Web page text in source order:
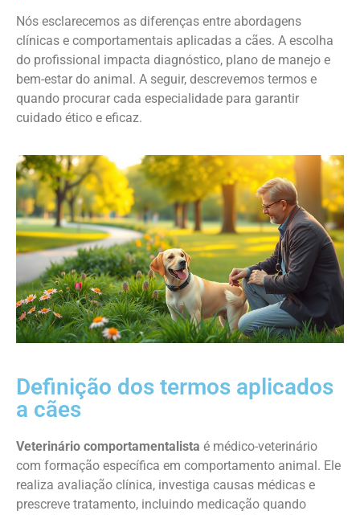
Nós esclarecemos as diferenças entre abordagens
clínicas e comportamentais aplicadas a cães. A escolha
do profissional impacta diagnóstico, plano de manejo e
bem-estar do animal. A seguir, descrevemos termos e
quando procurar cada especialidade para garantir
cuidado ético e eficaz.
Definição dos termos aplicados
a cães
Veterinário comportamentalista é médico-veterinário
com formação específica em comportamento animal. Ele
realiza avaliação clínica, investiga causas médicas e
prescreve tratamento, incluindo medicação quando